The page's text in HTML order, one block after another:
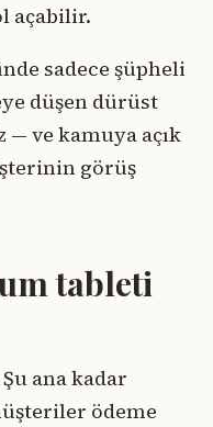
açabilir.
sadece şüpheli
düşen dürüst
ve kamuya açık
görüş
tableti
ana kadar
ödeme